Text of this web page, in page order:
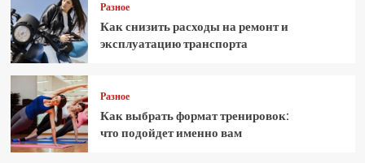
Разное
Как снизить расходы на ремонт и
эксплуатацию транспорта
Разное
Как выбрать формат тренировок:
что подойдет именно вам